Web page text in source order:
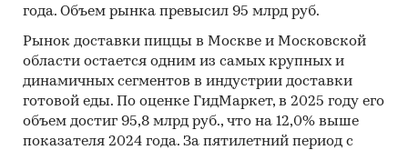
года. Объем рынка превысил 95 млрд руб.
Рынок доставки пиццы в Москве и Московской
области остается одним из самых крупных и
динамичных сегментов в индустрии доставки
готовой еды. По оценке ГидМаркет, в 2025 году его
объем достиг 95,8 млрд руб., что на 12,0% выше
показателя 2024 года. За пятилетний период с